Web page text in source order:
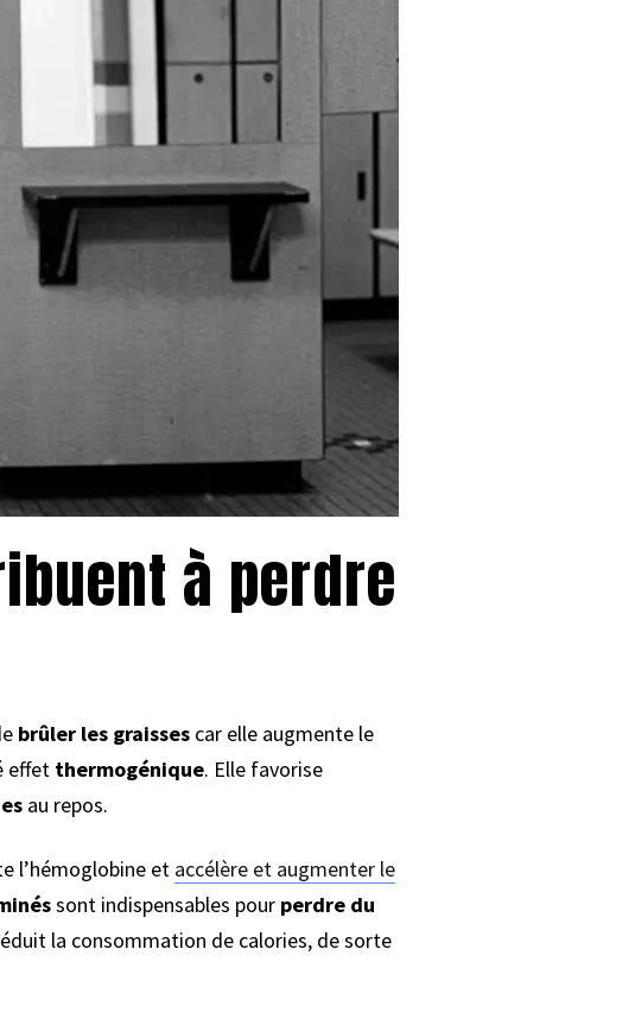
à perdre
brûler les graissescar elle augmente le
effet thermogénique. Elle favorise
au repos.
l’hémoglobine et accélère et augmenter le
sont indispensables pour perdre du
la consommation de calories, de sorte